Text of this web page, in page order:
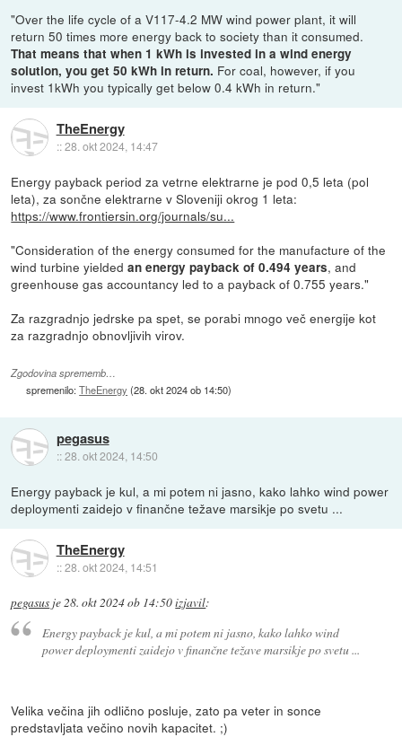
"Over the life cycle of a V117-4.2 MW wind power plant, it will
return 50 times more energy back to society than it consumed.
That means that when 1 kWh is invested in a wind energy
solution, you get 50 kWh in return. For coal, however, if you
invest 1kWh you typically get below 0.4 kWh in return."
TheEnergy
::28. okt 2024, 14:47
Energy payback period za vetrne elektrarne je pod 0,5 leta (pol
leta), za sončne elektrarne v Sloveniji okrog 1 leta:
https://www.frontiersin.org/journals/su...
"Consideration of the energy consumed for the manufacture of the
wind turbine yieldedan energy payback of 0.494 years, and
greenhouse gas accountancy led to a payback of 0.755 years."
Za razgradnjo jedrske pa spet, se porabi mnogo več energije kot
za razgradnjo obnovljivih virov.
Zgodovina sprememb…
spremenilo:TheEnergy (28. okt 2024 ob 14:50)
pegasus
::28. okt 2024, 14:50
Energy payback je kul, a mi potem ni jasno, kako lahko wind power
deploymenti zaidejo v finančne težave marsikje po svetu ...
TheEnergy
::28. okt 2024, 14:51
pegasus je28. okt 2024 ob 14:50izjavil:
Energy payback je kul, a mi potem ni jasno, kako lahko wind
power deploymenti zaidejo v finančne težave marsikje po svetu ...
Velika večina jih odlično posluje, zato pa veter in sonce
predstavljata večino novih kapacitet. ;)